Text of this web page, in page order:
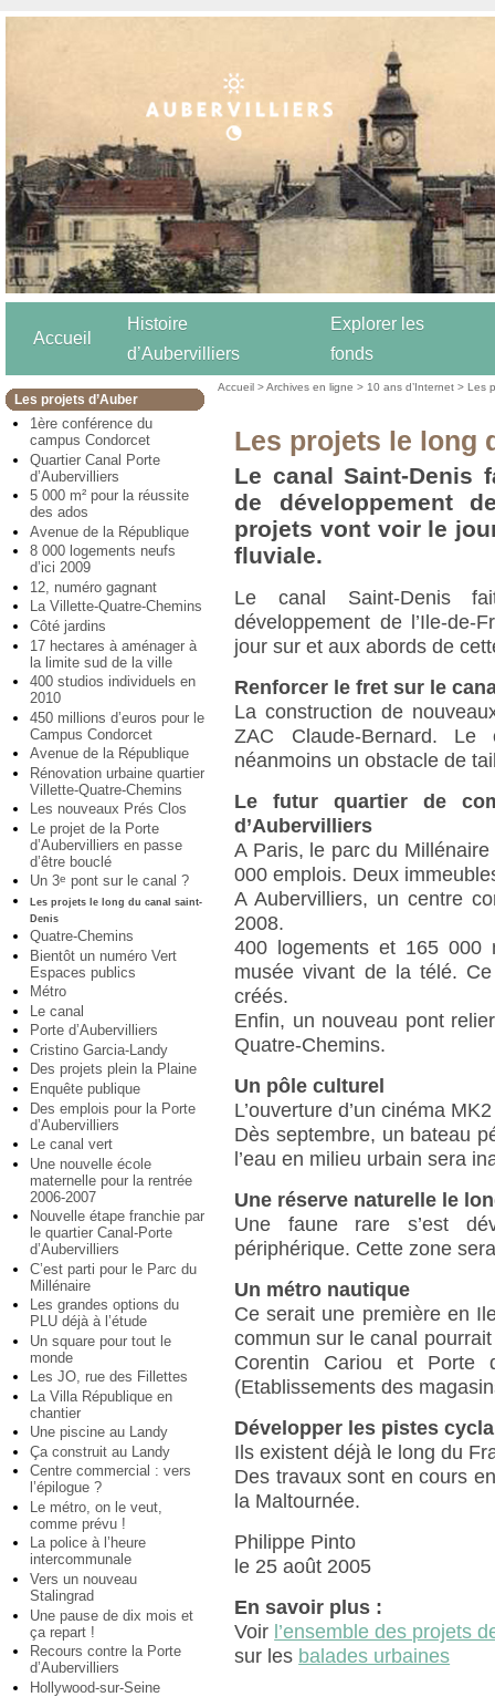
Accueil
Histoire
d’Aubervilliers
Explorer les
fonds
Les projets d’Auber
1ère conférence du
campus Condorcet
Quartier Canal Porte
d’Aubervilliers
5 000 m² pour la réussite
des ados
Avenue de la République
8 000 logements neufs
d’ici 2009
12, numéro gagnant
La Villette-Quatre-Chemins
Côté jardins
17 hectares à aménager à
la limite sud de la ville
400 studios individuels en
2010
450 millions d’euros pour le
Campus Condorcet
Avenue de la République
Rénovation urbaine quartier
Villette-Quatre-Chemins
Les nouveaux Prés Clos
Le projet de la Porte
d’Aubervilliers en passe
d’être bouclé
Un 3e pont sur le canal ?
Les projets le long du canal saint-
Denis
Quatre-Chemins
Bientôt un numéro Vert
Espaces publics
Métro
Le canal
Porte d’Aubervilliers
Cristino Garcia-Landy
Des projets plein la Plaine
Enquête publique
Des emplois pour la Porte
d’Aubervilliers
Le canal vert
Une nouvelle école
maternelle pour la rentrée
2006-2007
Nouvelle étape franchie par
le quartier Canal-Porte
d’Aubervilliers
C’est parti pour le Parc du
Millénaire
Les grandes options du
PLU déjà à l’étude
Un square pour tout le
monde
Les JO, rue des Fillettes
La Villa République en
chantier
Une piscine au Landy
Ça construit au Landy
Centre commercial : vers
l’épilogue ?
Le métro, on le veut,
comme prévu !
La police à l’heure
intercommunale
Vers un nouveau
Stalingrad
Une pause de dix mois et
ça repart !
Recours contre la Porte
d’Aubervilliers
Hollywood-sur-Seine
Accueil >Archives en ligne > 10 ans d’Internet >Les
Les projets le long
Le canal Saint-Denis
de développement
projets vont voir le
fluviale.
Le canal Saint-Denis
développement de l’Ile-de-
jour sur et aux abords de
Renforcer le fret sur le
La construction de
ZAC Claude-Bernard.
néanmoins un obstacle de
Le futur quartier de
d’Aubervilliers
A Paris, le parc du
000 emplois. Deux
A Aubervilliers, un centre
2008.
400 logements et 165 000
musée vivant de la télé.
créés.
Enfin, un nouveau pont
Quatre-Chemins.
Un pôle culturel
L’ouverture d’un cinéma
Dès septembre, un bateau
l’eau en milieu urbain sera
Une réserve naturelle le
Une faune rare s’est
périphérique. Cette zone
Un métro nautique
Ce serait une première en
commun sur le canal
Corentin Cariou et
(Etablissements des
Développer les pistes
Ils existent déjà le long du
Des travaux sont en cours
la Maltournée.
Philippe Pinto
le 25 août 2005
En savoir plus :
Voir l’ensemble des projets
sur les balades urbaines